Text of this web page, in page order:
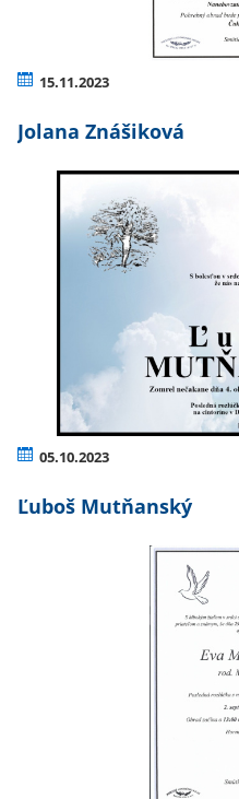
15.11.2023
Jolana Znášiková
05.10.2023
Ľuboš Mutňanský